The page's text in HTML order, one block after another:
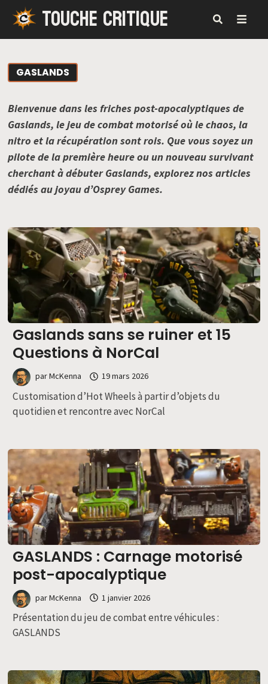
Passer
contenu
TOUCHE CRITIQUE
GASLANDS
Bienvenue dans les friches post-apocalyptiques de
Gaslands, le jeu de combat motorisé où le chaos, la
nitro et la récupération sont rois. Que vous soyez un
pilote de la première heure ou un nouveau survivant
cherchant à débuter Gaslands, explorez nos articles
dédiés au joyau d’Osprey Games.
Gaslands sans se ruiner et 15
Questions à NorCal
parMcKenna 19 mars 2026
Customisation d’Hot Wheels à partir d’objets du
quotidien et rencontre avec NorCal
GASLANDS : Carnage motorisé
post-apocalyptique
parMcKenna 1 janvier 2026
Présentation du jeu de combat entre véhicules :
GASLANDS